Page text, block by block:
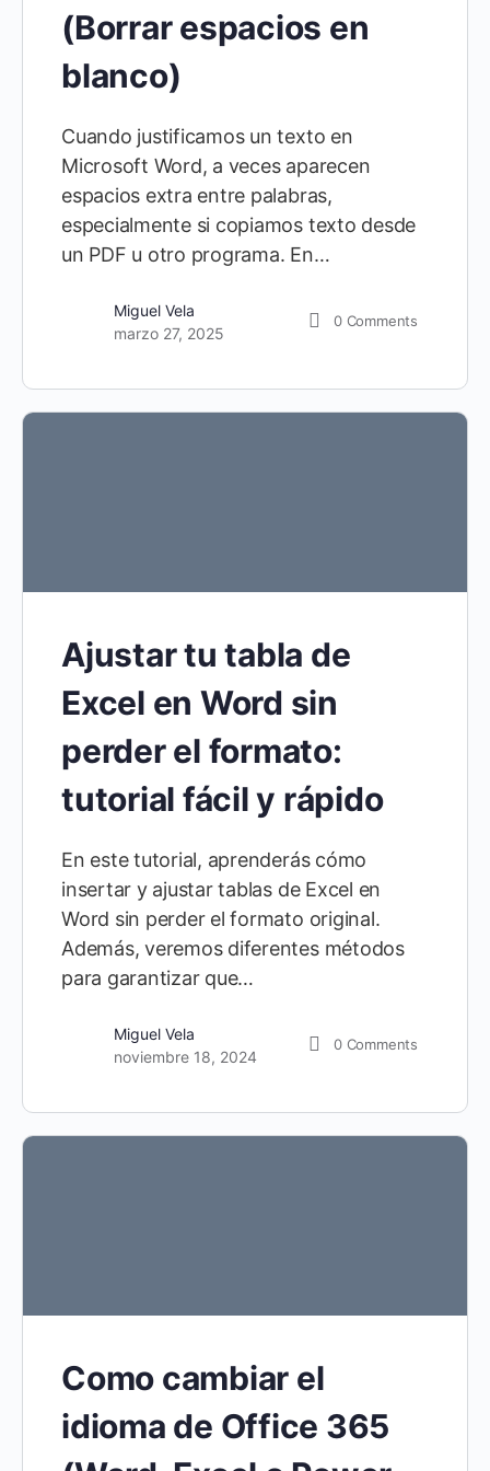
(Borrar espacios en
blanco)
Cuando justificamos un texto en
Microsoft Word, a veces aparecen
espacios extra entre palabras,
especialmente si copiamos texto desde
un PDF u otro programa. En…
Miguel Vela
marzo 27, 2025
0 Comments
Ajustar tu tabla de
Excel en Word sin
perder el formato:
tutorial fácil y rápido
En este tutorial, aprenderás cómo
insertar y ajustar tablas de Excel en
Word sin perder el formato original.
Además, veremos diferentes métodos
para garantizar que…
Miguel Vela
noviembre 18, 2024
0 Comments
Como cambiar el
idioma de Office 365